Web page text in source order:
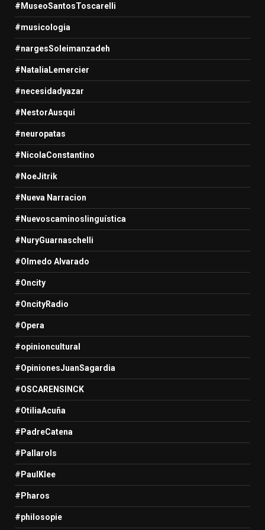
#MuseoSantosToscarelli
#musicologia
#nargesSoleimanzadeh
#NataliaLemercier
#necesidadyazar
#NestorAusqui
#neuropatas
#NicolaConstantino
#NoeJitrik
#Nueva Narracion
#Nuevoscaminoslinguística
#NuryGuarnaschelli
#Olmedo Alvarado
#Oncity
#OncityRadio
#Opera
#opinioncultural
#OpinionesJuanSagardia
#OSCARENSINCK
#OtiliaAcuña
#PadreCatena
#Pallarols
#PaulKlee
#Pharos
#philosopie